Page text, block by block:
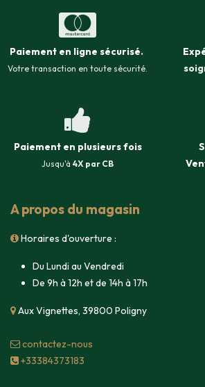
Paiement en ligne sécurisé.
Votre transaction en toute sécurité.
Paiement en plusieurs fois
Jusqu'à 4X par CB
A propos du magasin
Horaires d'ouverture :
Du Lundi au Vendredi
De 9h à 12h et de 14h à 17h
Aux Vignettes, 39800 Poligny
contacte​z-nous
+33384373183